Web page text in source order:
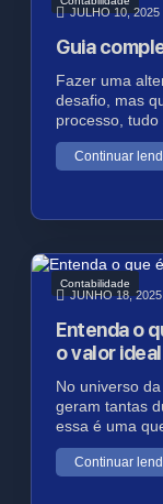
JULHO 10, 2025
Guia
Fazer uma
desafio, mas
processo,
Continuar
Contabilidade
JUNHO 18, 2025
Entenda o
o valor ideal
No universo
geram tantas
essa é uma
Continuar